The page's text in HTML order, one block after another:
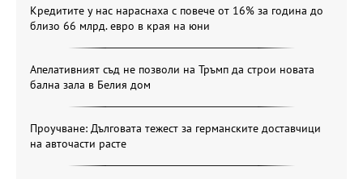
Кредитите у нас нараснаха с повече от 16% за година до
близо 66 млрд. евро в края на юни
Апелативният съд не позволи на Тръмп да строи новата
бална зала в Белия дом
Проучване: Дълговата тежест за германските доставчици
на авточасти расте